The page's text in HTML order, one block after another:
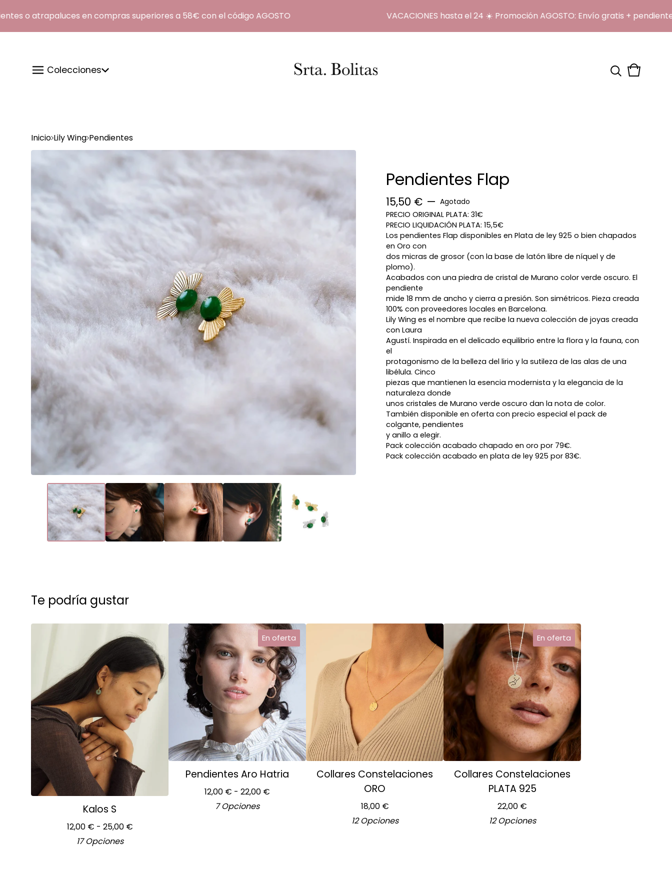
o atrapaluces en compras superiores a 58€ con el código AGOSTO VACACIONES hasta el 24 ☀️ Promoción AGOSTO: Envío gratis +
Colecciones
Ver
0
Inicio Lily Wing Pendientes
Pendientes Flap
15,50 € — Agotado
PRECIO ORIGINAL PLATA: 31€
PRECIO LIQUIDACIÓN PLATA: 15,5€
Los pendientes Flap disponibles en Plata de ley 925 o bien chapados
en Oro con
dos micras de grosor (con la base de latón libre de níquel y de
plomo).
Acabados con una piedra de cristal de Murano color verde oscuro. El
pendiente
mide 18 mm de ancho y cierra a presión. Son simétricos. Pieza creada
100% con proveedores locales en Barcelona.
Lily Wing es el nombre que recibe la nueva colección de joyas creada
con Laura
Agustí. Inspirada en el delicado equilibrio entre la flora y la fauna, con
el
protagonismo de la belleza del lirio y la sutileza de las alas de una
libélula. Cinco
piezas que mantienen la esencia modernista y la elegancia de la
naturaleza donde
unos cristales de Murano verde oscuro dan la nota de color.
También disponible en oferta con precio especial el pack de
colgante, pendientes
y anillo a elegir.
Pack colección acabado chapado en oro por 79€.
Pack colección acabado en plata de ley 925 por 83€.
Te podría gustar
Kalos S
12,00 € - 25,00 €
17 Opciones
En oferta
Pendientes Aro Hatria
12,00 € - 22,00 €
7 Opciones
Collares Constelaciones
ORO
18,00 €
12 Opciones
En oferta
Collares Constelaciones
PLATA 925
22,00 €
12 Opciones